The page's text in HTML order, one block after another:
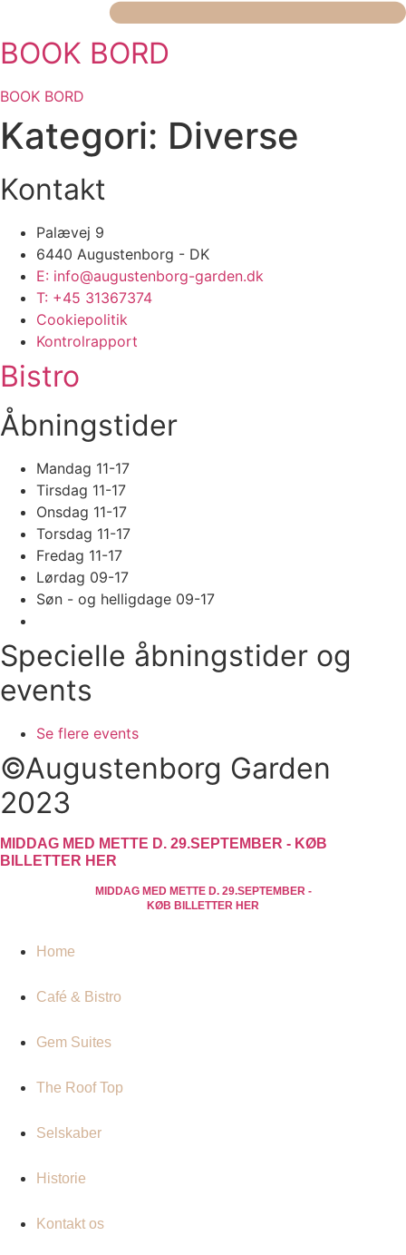
BOOK BORD
BOOK BORD
Kategori: Diverse
Kontakt
Palævej 9
6440 Augustenborg - DK
E: info@augustenborg-garden.dk
T: +45 31367374
Cookiepolitik
Kontrolrapport
Bistro
Åbningstider
Mandag 11-17
Tirsdag 11-17
Onsdag 11-17
Torsdag 11-17
Fredag 11-17
Lørdag 09-17
Søn - og helligdage 09-17
Specielle åbningstider og
events
Se flere events
©Augustenborg Garden
2023
MIDDAG MED METTE D. 29.SEPTEMBER - KØB
BILLETTER HER
MIDDAG MED METTE D. 29.SEPTEMBER -
KØB BILLETTER HER
Home
Café & Bistro
Gem Suites
The Roof Top
Selskaber
Historie
Kontakt os